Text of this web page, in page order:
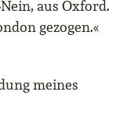
aus Oxford.
gezogen.«
meines